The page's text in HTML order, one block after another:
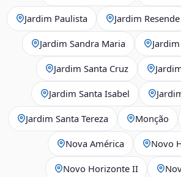
Jardim Paulista Jardim Resende
Jardim Sandra Maria
Jardim Santa Cruz
Jardim Santa Isabel
Jardim Santa Tereza Monção
Nova América Novo
Novo Horizonte II